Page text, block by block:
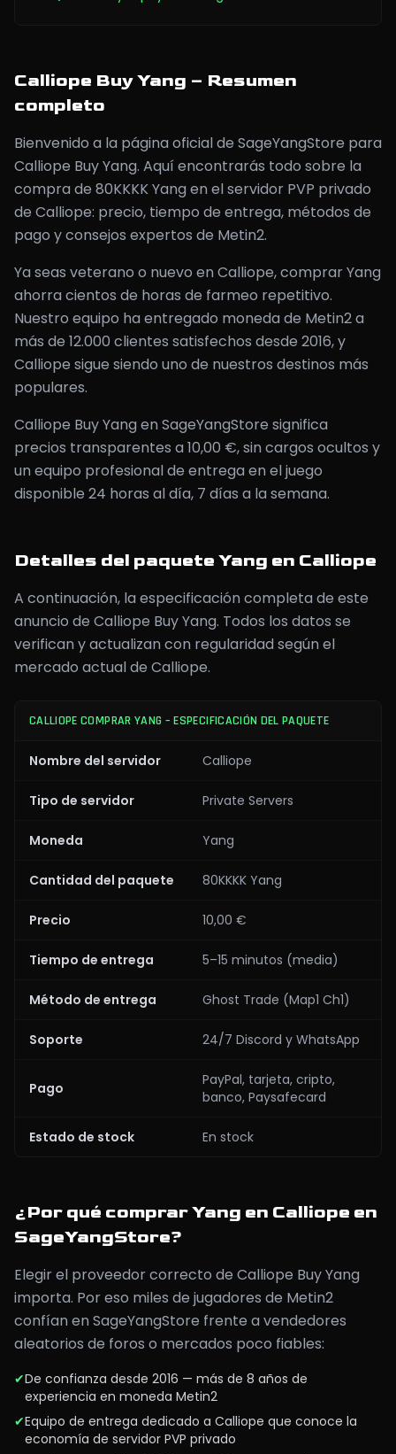
Calliope Buy Yang – Resumen
completo
Bienvenido a la página oficial de SageYangStore para
Calliope Buy Yang. Aquí encontrarás todo sobre la
compra de 80KKKK Yang en el servidor PVP privado
de Calliope: precio, tiempo de entrega, métodos de
pago y consejos expertos de Metin2.
Ya seas veterano o nuevo en Calliope, comprar Yang
ahorra cientos de horas de farmeo repetitivo.
Nuestro equipo ha entregado moneda de Metin2 a
más de 12.000 clientes satisfechos desde 2016, y
Calliope sigue siendo uno de nuestros destinos más
populares.
Calliope Buy Yang en SageYangStore significa
precios transparentes a 10,00 €, sin cargos ocultos y
un equipo profesional de entrega en el juego
disponible 24 horas al día, 7 días a la semana.
Detalles del paquete Yang en Calliope
A continuación, la especificación completa de este
anuncio de Calliope Buy Yang. Todos los datos se
verifican y actualizan con regularidad según el
mercado actual de Calliope.
CALLIOPE COMPRAR YANG – ESPECIFICACIÓN DEL PAQUETE
Nombre del servidor Calliope
Tipo de servidor Private Servers
Moneda Yang
Cantidad del paquete 80KKKK Yang
Precio 10,00 €
Tiempo de entrega 5–15 minutos (media)
Método de entrega Ghost Trade (Map1 Ch1)
Soporte 24/7 Discord y WhatsApp
Pago
PayPal, tarjeta, cripto,
banco, Paysafecard
Estado de stock En stock
¿Por qué comprar Yang en Calliope en
SageYangStore?
Elegir el proveedor correcto de Calliope Buy Yang
importa. Por eso miles de jugadores de Metin2
confían en SageYangStore frente a vendedores
aleatorios de foros o mercados poco fiables:
✔De confianza desde 2016 — más de 8 años de
experiencia en moneda Metin2
✔Equipo de entrega dedicado a Calliope que conoce la
economía de servidor PVP privado